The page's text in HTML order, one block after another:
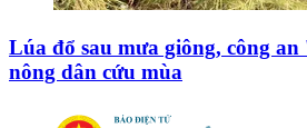
Lúa đổ sau mưa giông, công
nông dân cứu mùa